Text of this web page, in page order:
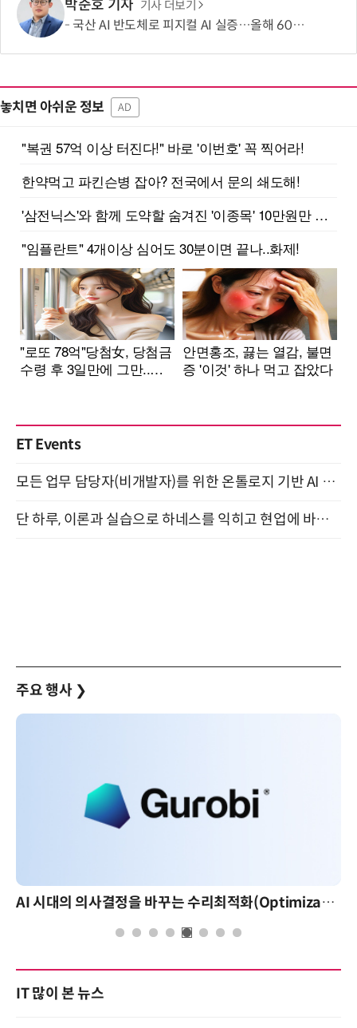
박준호 기자 기사 더보기
국산 AI 반도체로 피지컬 AI 실증…올해 600억 투입
놓치면 아쉬운 정보 AD
ET Events
모든 업무 담당자(비개발자)를 위한 온톨로지 기반 AI 지식체계 설계 1-day 워크숍 8월 20일 개최
단 하루, 이론과 실습으로 하네스를 익히고 현업에 바로 쓰는 핸즈온 워크숍 (8/20)
주요 행사 ❯
AI 시대의 의사결정을 바꾸는 수리최적화(Optimization): 실제 산업 적용 사례와 활용 전략
IT 많이 본 뉴스